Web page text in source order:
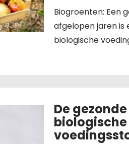
Biogroenten: Een
afgelopen jaren is
biologische
De